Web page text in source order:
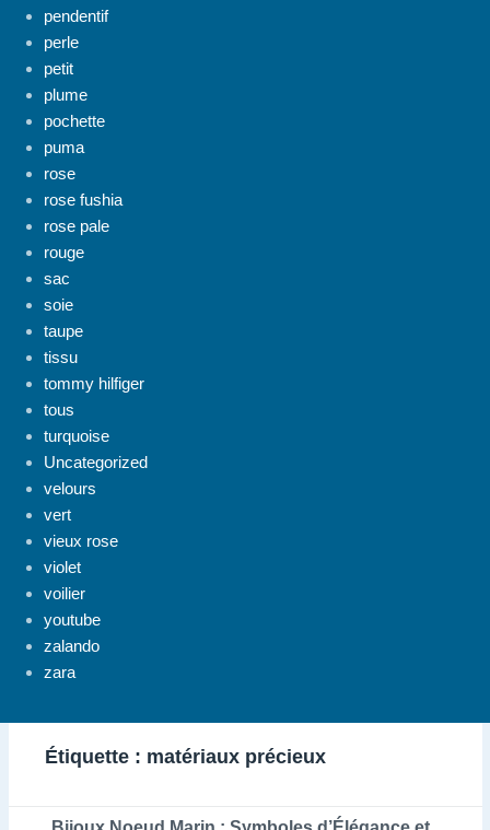
pendentif
perle
petit
plume
pochette
puma
rose
rose fushia
rose pale
rouge
sac
soie
taupe
tissu
tommy hilfiger
tous
turquoise
Uncategorized
velours
vert
vieux rose
violet
voilier
youtube
zalando
zara
Étiquette : matériaux précieux